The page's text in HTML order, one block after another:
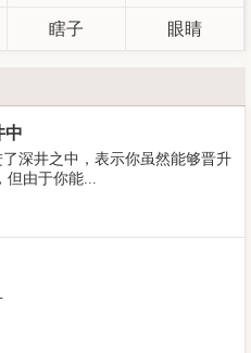
瞎子 眼睛
中
深井之中，表示你虽然能够晋升
但由于你能...